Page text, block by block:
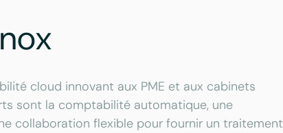
cloud innovant aux PME et aux cabinets
sont la comptabilité automatique, une
collaboration flexible pour fournir un traitement